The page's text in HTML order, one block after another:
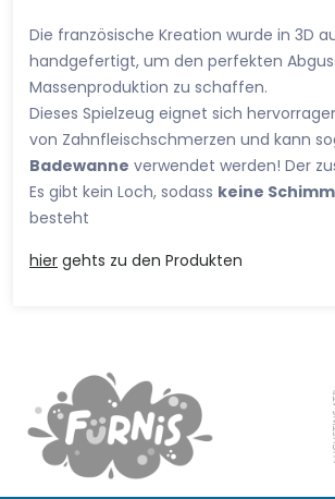
Die französische Kreation wurde in 3D
handgefertigt, um den perfekten
Massenproduktion zu schaffen.
Dieses Spielzeug eignet sich
von Zahnfleischschmerzen und kann
Badewanne verwendet werden! Der
Es gibt kein Loch, sodass keine
besteht
hier gehts zu den Produkten